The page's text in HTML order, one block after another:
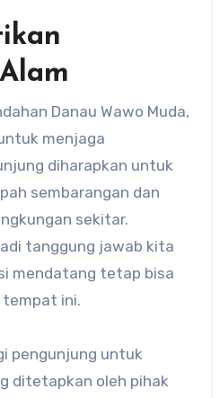
Danau Wawo Muda,
menjaga
diharapkan untuk
sembarangan dan
sekitar.
tanggung jawab kita
mendatang tetap bisa
ini.
pengunjung untuk
ditetapkan oleh pihak